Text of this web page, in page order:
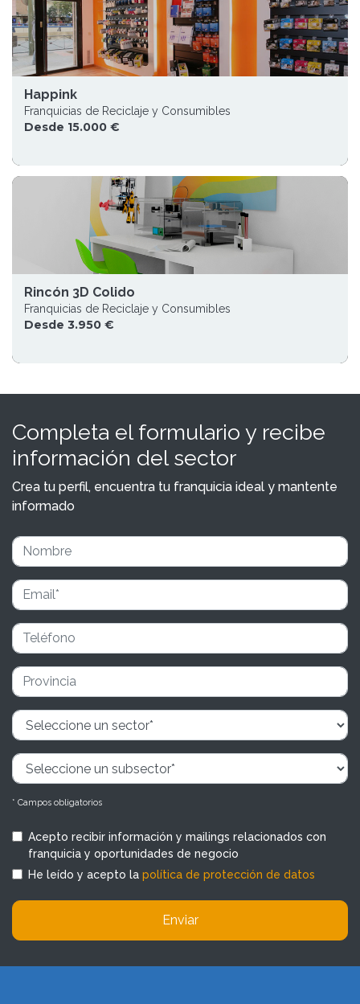
Happink
Franquicias de Reciclaje y Consumibles
Desde 15.000 €
Rincón 3D Colido
Franquicias de Reciclaje y Consumibles
Desde 3.950 €
Completa el formulario y recibe
información del sector
Crea tu perfil, encuentra tu franquicia ideal y mantente
informado
* Campos obligatorios
Acepto recibir información y mailings relacionados con
franquicia y oportunidades de negocio
He leído y acepto la política de protección de datos
Enviar